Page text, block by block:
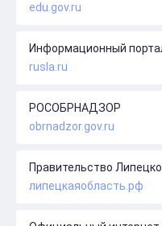
edu.gov.ru
Информационный
rusla.ru
РОСОБРНАДЗОР
obrnadzor.gov.ru
Правительство
липецкаяобласть.рф